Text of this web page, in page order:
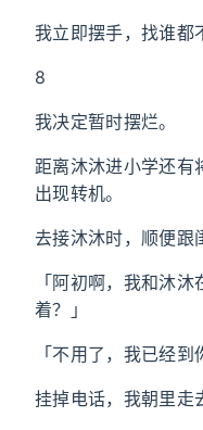
我立即摆手，找谁都
8
我决定暂时摆烂。
距离沐沐进小学还有
出现转机。
去接沐沐时，顺便跟
「阿初啊，我和沐
着？」
「不用了，我已经到
挂掉电话，我朝里走